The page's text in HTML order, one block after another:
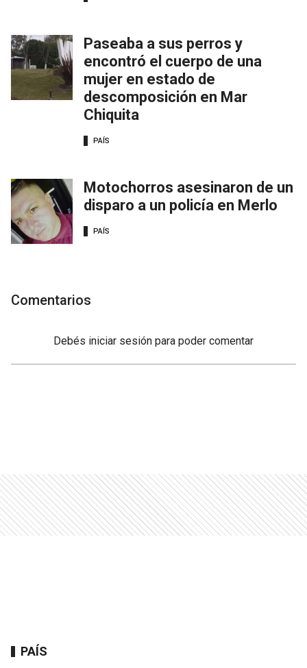
Paseaba a sus perros y
encontró el cuerpo de una
mujer en estado de
descomposición en Mar
Chiquita
PAÍS
Motochorros asesinaron de un
disparo a un policía en Merlo
PAÍS
Comentarios
Debés iniciar sesión para poder comentar
PAÍS